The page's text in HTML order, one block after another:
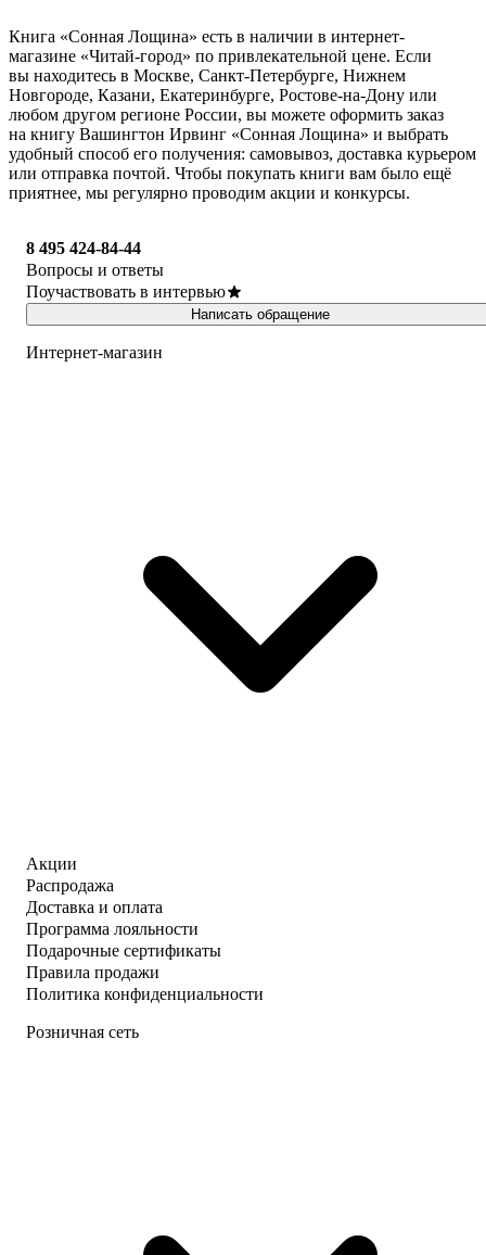
Книга «Сонная Лощина» есть в наличии в интернет-
магазине «Читай-город» по привлекательной цене. Если
вы находитесь в Москве, Санкт-Петербурге, Нижнем
Новгороде, Казани, Екатеринбурге, Ростове-на-Дону или
любом другом регионе России, вы можете оформить заказ
на книгу Вашингтон Ирвинг «Сонная Лощина» и выбрать
удобный способ его получения: самовывоз, доставка курьером
или отправка почтой. Чтобы покупать книги вам было ещё
приятнее, мы регулярно проводим акции и конкурсы.
8 495 424-84-44
Вопросы и ответы
Поучаствовать в интервью
Написать обращение
Интернет-магазин
Акции
Распродажа
Доставка и оплата
Программа лояльности
Подарочные сертификаты
Правила продажи
Политика конфиденциальности
Розничная сеть